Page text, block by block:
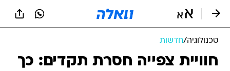
טכנולוגיה/חדשות
חוויית צפייה חסרת תקדים: כך